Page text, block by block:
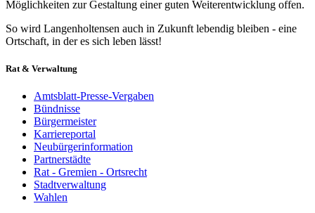
Möglichkeiten zur Gestaltung einer guten Weiterentwicklung offen.
So wird Langenholtensen auch in Zukunft lebendig bleiben - eine
Ortschaft, in der es sich leben lässt!
Rat & Verwaltung
Amtsblatt-Presse-Vergaben
Bündnisse
Bürgermeister
Karriereportal
Neubürgerinformation
Partnerstädte
Rat - Gremien - Ortsrecht
Stadtverwaltung
Wahlen